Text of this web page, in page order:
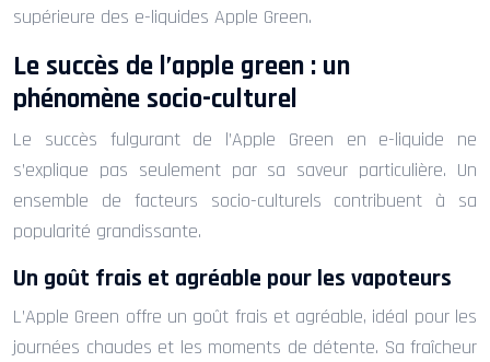
supérieure des e-liquides Apple Green.
Le succès de l’apple green : un
phénomène socio-culturel
Le succès fulgurant de l’Apple Green en e-liquide ne
s’explique pas seulement par sa saveur particulière. Un
ensemble de facteurs socio-culturels contribuent à sa
popularité grandissante.
Un goût frais et agréable pour les vapoteurs
L’Apple Green offre un goût frais et agréable, idéal pour les
journées chaudes et les moments de détente. Sa fraîcheur